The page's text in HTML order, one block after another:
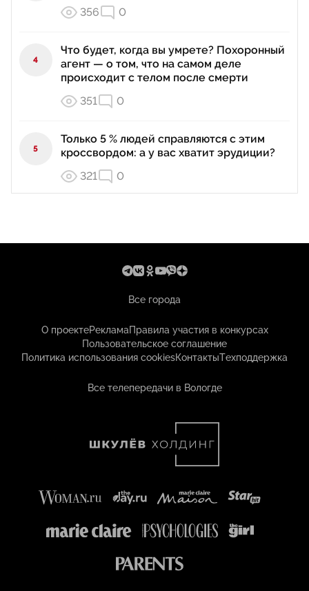
356
0
4
Что будет, когда вы умрете? Похоронный
агент — о том, что на самом деле
происходит с телом после смерти
351
0
5
Только 5 % людей справляются с этим
кроссвордом: а у вас хватит эрудиции?
321
0
Все города
О проектеРекламаПравила участия в конкурсах
Пользовательское соглашение
Политика использования cookiesКонтактыТехподдержка
Все телепередачи в Вологде